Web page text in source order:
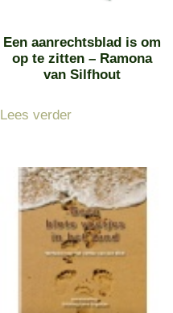
Een aanrechtsblad is om
op te zitten – Ramona
van Silfhout
Lees verder